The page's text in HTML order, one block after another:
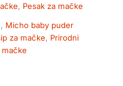
, Pesak za mačke
, Micho baby puder
za mačke, Prirodni